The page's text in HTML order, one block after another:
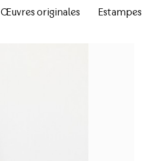
Œuvres originales Estampes